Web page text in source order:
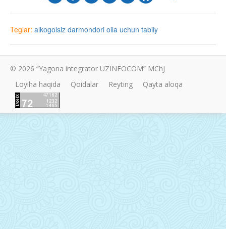
Teglar: alkogolsiz darmondori oila uchun tabiiy
© 2026 “Yagona integrator UZINFOCOM” MChJ
Loyiha haqida
Qoidalar Reyting Qayta aloqa